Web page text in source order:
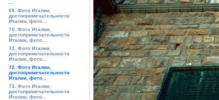
69. Фото Италии,
достопримечательности
Италии, фото...
70. Фото Италии,
достопримечательности
Италии, фото...
71. Фото Италии,
достопримечательности
Италии, фото...
72. Фото Италии,
достопримечательности
Италии, фото...
73. Фото Италии,
достопримечательности
Италии, фото...